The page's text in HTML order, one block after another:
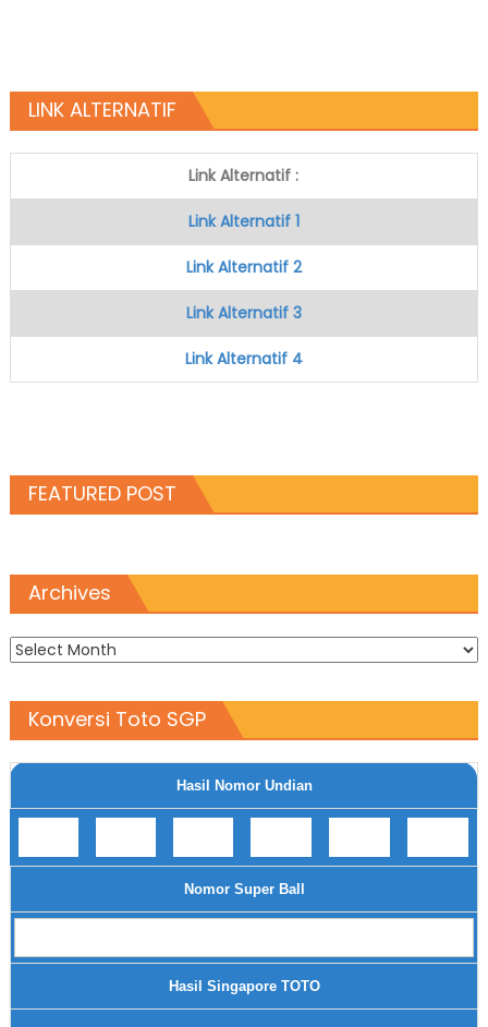
LINK ALTERNATIF
Link Alternatif :
Link Alternatif 1
Link Alternatif 2
Link Alternatif 3
Link Alternatif 4
FEATURED POST
Archives
Archives
Konversi Toto SGP
Hasil Nomor Undian
Nomor Super Ball
Hasil Singapore TOTO